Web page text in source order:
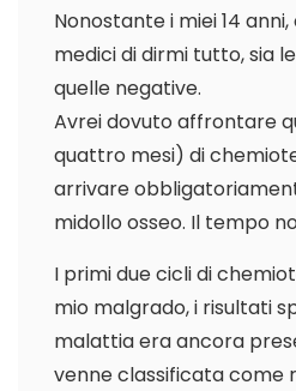
Nonostante i miei 14
medici di dirmi tutto, sia
quelle negative.
Avrei dovuto affrontare
quattro mesi) di
arrivare
midollo osseo. Il tempo
I primi due cicli di
mio malgrado, i risultati
malattia era ancora
venne classificata come